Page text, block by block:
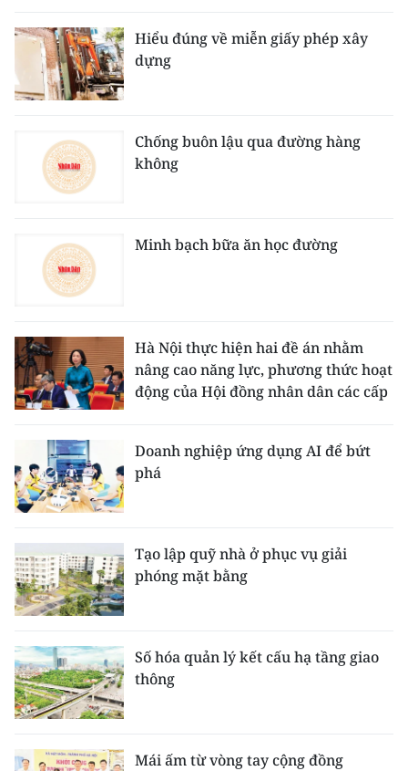
Hiểu đúng về miễn giấy phép xây
dựng
Chống buôn lậu qua đường hàng
không
Minh bạch bữa ăn học đường
Hà Nội thực hiện hai đề án nhằm
nâng cao năng lực, phương thức hoạt
động của Hội đồng nhân dân các cấp
Doanh nghiệp ứng dụng AI để bứt
phá
Tạo lập quỹ nhà ở phục vụ giải
phóng mặt bằng
Số hóa quản lý kết cấu hạ tầng giao
thông
Mái ấm từ vòng tay cộng đồng